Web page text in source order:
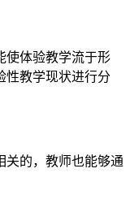
使体验教学流于形
性教学现状进行分
关的，教师也能够通